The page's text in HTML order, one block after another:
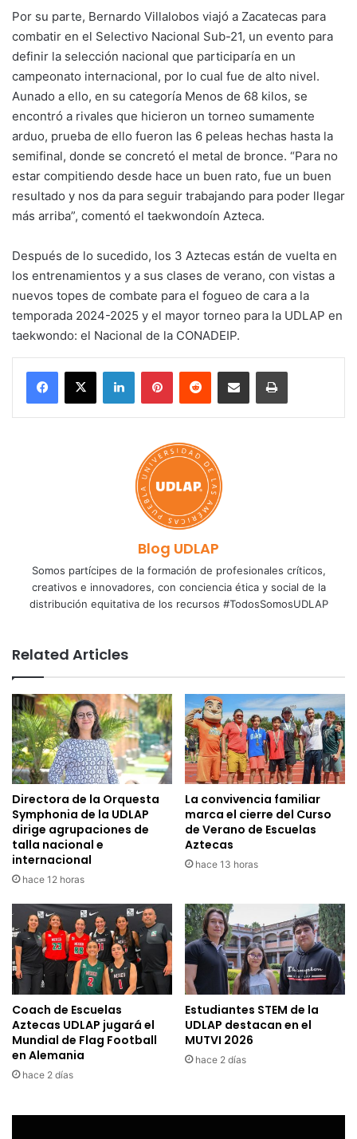
Por su parte, Bernardo Villalobos viajó a Zacatecas para
combatir en el Selectivo Nacional Sub-21, un evento para
definir la selección nacional que participaría en un
campeonato internacional, por lo cual fue de alto nivel.
Aunado a ello, en su categoría Menos de 68 kilos, se
encontró a rivales que hicieron un torneo sumamente
arduo, prueba de ello fueron las 6 peleas hechas hasta la
semifinal, donde se concretó el metal de bronce. “Para no
estar compitiendo desde hace un buen rato, fue un buen
resultado y nos da para seguir trabajando para poder llegar
más arriba”, comentó el taekwondoín Azteca.
Después de lo sucedido, los 3 Aztecas están de vuelta en
los entrenamientos y a sus clases de verano, con vistas a
nuevos topes de combate para el fogueo de cara a la
temporada 2024-2025 y el mayor torneo para la UDLAP en
taekwondo: el Nacional de la CONADEIP.
LinkedInPinterestReddit Share via Email Print
Blog UDLAP
Somos partícipes de la formación de profesionales críticos,
creativos e innovadores, con conciencia ética y social de la
distribución equitativa de los recursos #TodosSomosUDLAP
Related Articles
Directora de la Orquesta
Symphonia de la UDLAP
dirige agrupaciones de
talla nacional e
internacional
hace 12 horas
La convivencia familiar
marca el cierre del Curso
de Verano de Escuelas
Aztecas
hace 13 horas
Coach de Escuelas
Aztecas UDLAP jugará el
Mundial de Flag Football
en Alemania
hace 2 días
Estudiantes STEM de la
UDLAP destacan en el
MUTVI 2026
hace 2 días